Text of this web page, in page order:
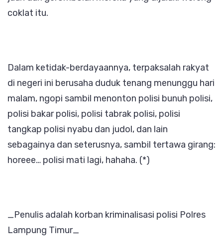
coklat itu.
Dalam ketidak-berdayaannya, terpaksalah rakyat
di negeri ini berusaha duduk tenang menunggu hari
malam, ngopi sambil menonton polisi bunuh polisi,
polisi bakar polisi, polisi tabrak polisi, polisi
tangkap polisi nyabu dan judol, dan lain
sebagainya dan seterusnya, sambil tertawa girang:
horeee… polisi mati lagi, hahaha. (*)
_Penulis adalah korban kriminalisasi polisi Polres
Lampung Timur_